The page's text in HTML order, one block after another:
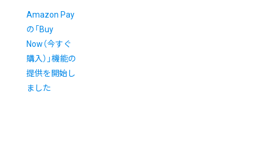
Amazon Pay
の「Buy
Now（今すぐ
購入）」機能の
提供を開始し
ました